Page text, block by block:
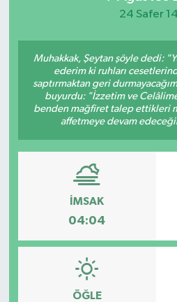
24 Safer
Muhakkak, Şeytan şöyle dedi:
ederim ki ruhları
saptırmaktan geri
buyurdu: "İzzetim ve
benden mağfiret talep ettikleri
affetmeye devam
İMSAK
04:04
ÖĞLE
Haber Arşivi